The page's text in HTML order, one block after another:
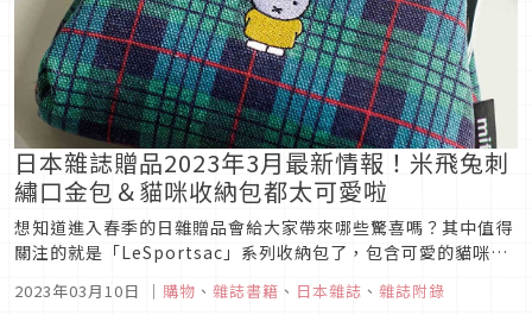
日本雜誌贈品2023年3月最新情報！米飛兔刺
繡口金包＆貓咪收納包都太可愛啦
想知道進入春季的日雜贈品會給大家帶來哪些驚喜嗎？其中值得
關注的就是「LeSportsac」系列收納包了，包含可愛的貓咪、
有兼具療癒和實用的米飛兔口金包和鐵盒明信片可以收，如果喜
2023年03月10日 ｜ 購物 、 雜誌書籍 、 日本雜誌 、 雜誌附錄